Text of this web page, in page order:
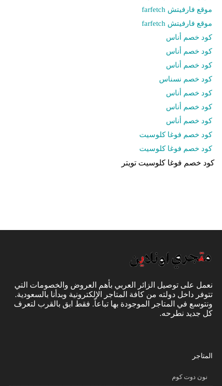
موقع فارفيتش farfetch
موقع فارفيتش farfetch
كود خصم أناس
كود خصم أناس
كود خصم أناس
كود خصم نسناس
كود خصم أناس
كود خصم أناس
كود خصم أناس
كود خصم فوغا كلوسيت
كود خصم فوغا كلوسيت
كود خصم فوغا كلوسيت تويتر
نعمل على توصيل الزائر العربي بأهم العروض والخصومات التي
تتوفر داخل دولته من كافة المتاجر الإلكترونية وبدأنا بالسعودية.
ونتوسع في المتاجر الموجودة بها تباعاً. فقط ابق بالقرب لتعرف
كل جديد نطرحه.
المتاجر
نون دوت كوم